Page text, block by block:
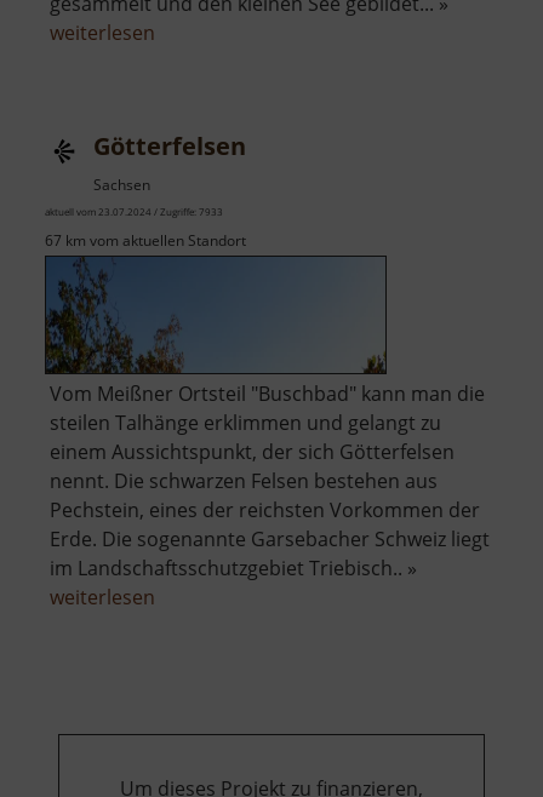
weiterlesen
Götterfelsen
Sachsen
aktuell vom 23.07.2024 / Zugriffe: 7933
67 km vom aktuellen Standort
Vom Meißner Ortsteil "Buschbad" kann man die
steilen Talhänge erklimmen und gelangt zu
einem Aussichtspunkt, der sich Götterfelsen
nennt. Die schwarzen Felsen bestehen aus
Pechstein, eines der reichsten Vorkommen der
Erde. Die sogenannte Garsebacher Schweiz liegt
im Landschaftsschutzgebiet Triebisch.. »
weiterlesen
Um dieses Projekt zu finanzieren,